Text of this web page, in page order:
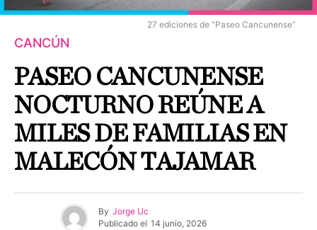
27 ediciones de “Paseo Cancunense”
CANCÚN
PASEO CANCUNENSE
NOCTURNO REÚNE A
MILES DE FAMILIAS EN
MALECÓN TAJAMAR
By Jorge Uc
Publicado el 14 junio, 2026